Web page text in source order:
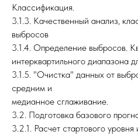
Классификация.
3.1.3. Качественный анализ,
выбросов
3.1.4. Определение выбросов.
интерквартильного диапазона
3.1.5. "Очистка" данных от
средним и
медианное сглаживание.
3.2. Подготовка базового
3.2.1. Расчет стартового